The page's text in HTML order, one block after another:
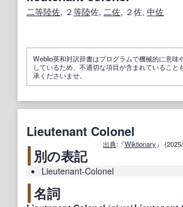
二等陸佐, ２等陸佐, 二佐, ２佐, 中佐
Weblio英和対訳辞書はプログラムで機械的に意味
しているため、不適切な項目が含まれていること
承くださいませ。
Lieutenant Colonel
出典:『Wiktionary』
別の表記
Lieutenant-Colonel
名詞